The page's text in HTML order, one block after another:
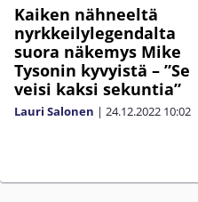
Kaiken nähneeltä
nyrkkeilylegendalta
suora näkemys Mike
Tysonin kyvyistä – ”Se
veisi kaksi sekuntia”
Lauri Salonen | 24.12.2022 10:02